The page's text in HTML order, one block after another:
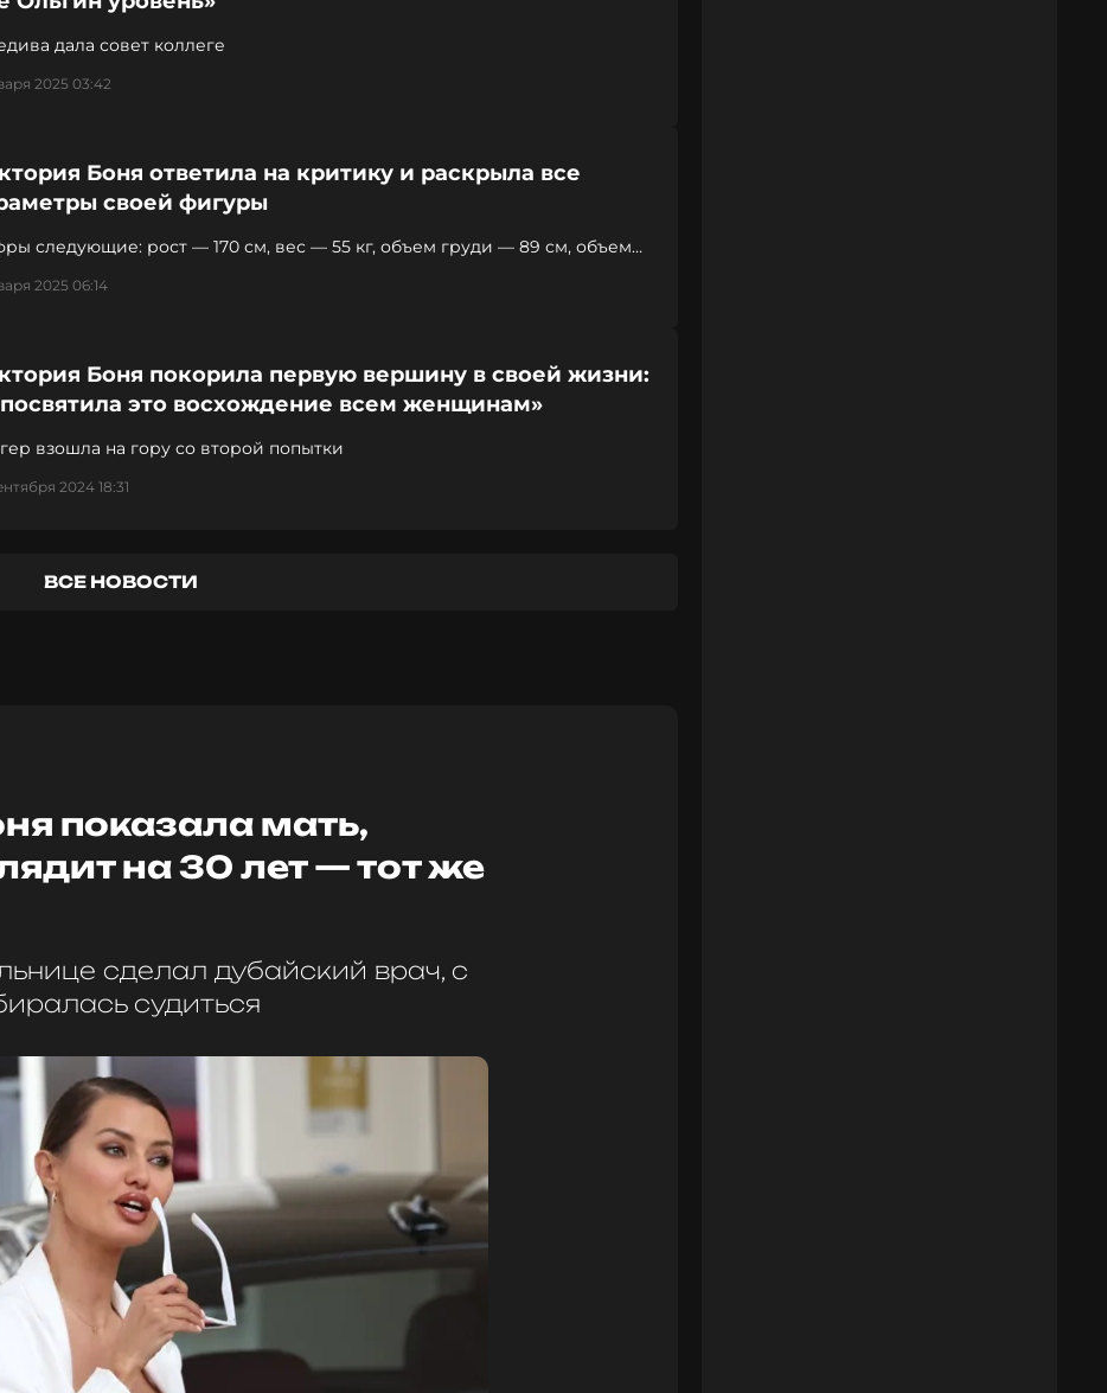
дала совет коллеге
2025 03:42
Боня ответила на критику и раскрыла все
своей фигуры
следующие: рост — 170 см, вес — 55 кг, объем груди — 89 см, объем
2025 06:14
Боня покорила первую вершину в своей жизни:
это восхождение всем женщинам»
взошла на гору со второй попытки
2024 18:31
ВСЕ НОВОСТИ
показала мать,
на 30 лет — тот же
сделал дубайский врач, с
судиться